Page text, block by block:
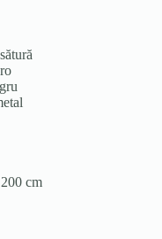
200 cm